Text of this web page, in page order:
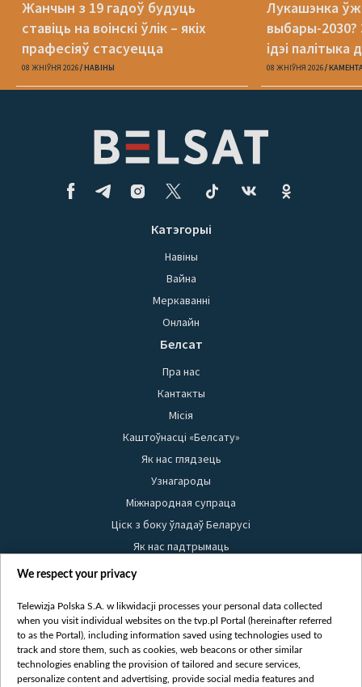
Жанчын з 19 гадоў будуць
ставіць на воінскі ўлік – якіх
прафесіяў стасуецца
08 ЖНІЎНЯ 2026 НАВІНЫ
Лукашэнка
выбары-
ідэі палітыка
08 ЖНІЎНЯ 2026
Катэгорыі
Навіны
Вайна
Меркаванні
Онлайн
Белсат
Пра нас
Кантакты
Місія
Каштоўнасці «Белсату»
Як нас глядзець
Узнагароды
Міжнародная супраца
Ціск з боку ўладаў Беларусі
Як нас падтрымаць
Правілы выкарыстання матэрыялаў
Бяспека
Youtube
Белсат news
Белсат Shorts
We respect your privacy
Telewizja Polska S.A. w likwidacji processes your personal data collected
when you visit individual websites on the tvp.pl Portal (hereinafter referred
to as the Portal), including information saved using technologies used to
track and store them, such as cookies, web beacons or other similar
technologies enabling the provision of tailored and secure services,
personalize content and advertising, provide social media features and